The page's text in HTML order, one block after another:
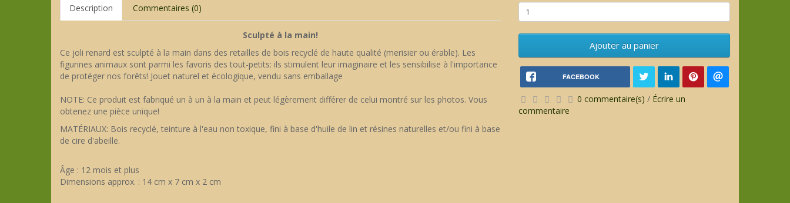
Description Commentaires (0)
Sculpté à la main!
Ce joli renard est sculpté à la main dans des retailles de bois recyclé de haute qualité (merisier ou érable). Les
figurines animaux sont parmi les favoris des tout-petits: ils stimulent leur imaginaire et les sensibilise à l'importance
de protéger nos forêts! Jouet naturel et écologique, vendu sans emballage
NOTE: Ce produit est fabriqué un à un à la main et peut légèrement différer de celui montré sur les photos. Vous
obtenez une pièce unique!
MATÉRIAUX: Bois recyclé, teinture à l'eau non toxique, fini à base d'huile de lin et résines naturelles et/ou fini à base
de cire d'abeille.
Âge : 12 mois et plus
Dimensions approx. : 14 cm x 7 cm x 2 cm
Ajouter au panier
FACEBOOK
0 commentaire(s) / Écrire un
commentaire